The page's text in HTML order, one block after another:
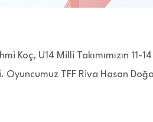
Koç, U14 Milli Takımımızın
Oyuncumuz TFF Riva Hasan